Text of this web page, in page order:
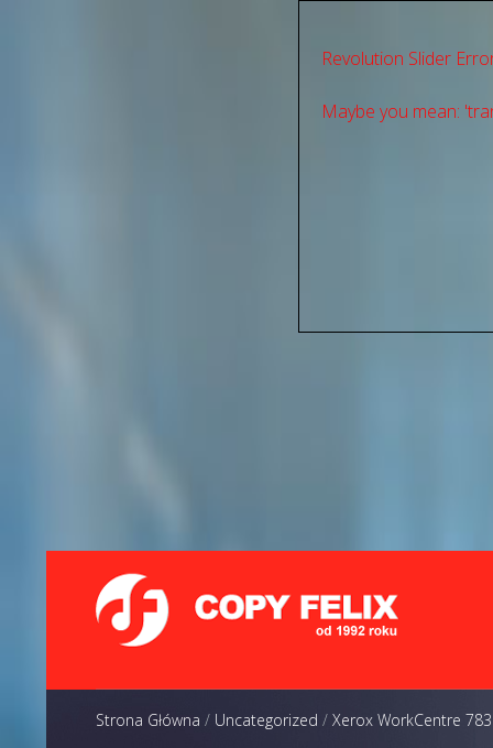
Revolution Slider
Maybe you mean:
Strona Główna / Uncategorized / Xerox WorkCentre